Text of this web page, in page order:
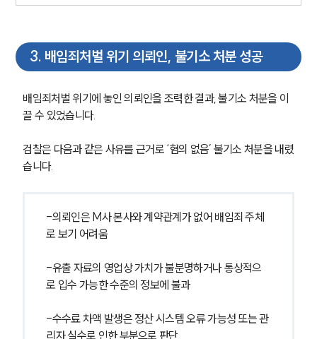
그룹소개
그룹소개
대륜의 강점
통합검색
AI대륜
업무사례
사례분석/최신동향
형사 법률정보
3. 배임죄처벌 위기 의뢰인, 불기소 처분 성공
배임죄처벌 위기에 놓인 의뢰인을 조력한 결과, 불기소 처분을 이
끌 수 있었습니다.
검찰은 다음과 같은 사유를 근거로 ‘혐의 없음’ 불기소 처분을 내렸
습니다.
-의뢰인은 M사 본사와 계약관계가 없어 배임죄 주체
로 보기 어려움
-유출 자료의 영업상 가치가 불분명하거나 통상적으
로 입수 가능한 수준의 정보에 불과
-수수료 차액 발생은 정산 시스템 오류 가능성 또는 관
리자 실수로 인한 부분으로 판단